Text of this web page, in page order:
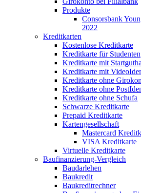
Produkte
Consorsbank
2022
Kreditkarten
Kostenlose Kreditkarte
Kreditkarte für Studenten
Kreditkarte mit
Kreditkarte mit
Kreditkarte ohne
Kreditkarte ohne
Kreditkarte ohne Schufa
Schwarze Kreditkarte
Prepaid Kreditkarte
Kartengesellschaft
Mastercard
VISA Kreditkarte
Virtuelle Kreditkarte
Baufinanzierung-Vergleich
Baudarlehen
Baukredit
Baukreditrechner